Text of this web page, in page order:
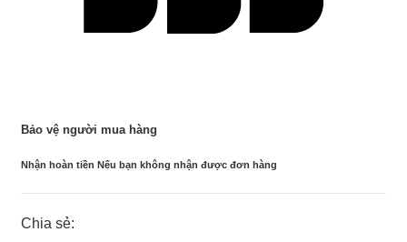
Bảo vệ người mua hàng
Nhận hoàn tiền Nếu bạn không nhận được đơn hàng
Chia sẻ: